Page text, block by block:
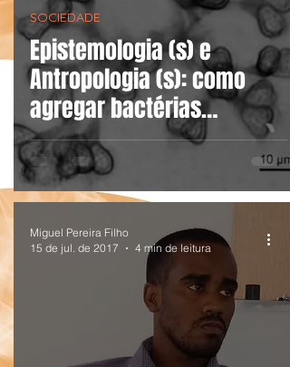
Epistemologia (s) e
Antropologia (s): como
agregar bactérias
(cianobactérias) e vírus
(Zika) ao soci
SOCIEDADE
Miguel Pereira Filho
15 de jul. de 2017
4 min de leitura